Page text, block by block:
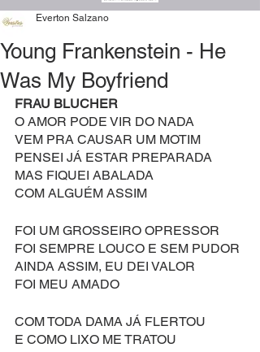
Young Frankenstein - He
Was My Boyfriend
Everton Salzano
FRAU BLUCHER
O AMOR PODE VIR DO NADA
VEM PRA CAUSAR UM MOTIM
PENSEI JÁ ESTAR PREPARADA
MAS FIQUEI ABALADA
COM ALGUÉM ASSIM
FOI UM GROSSEIRO OPRESSOR
FOI SEMPRE LOUCO E SEM PUDOR
AINDA ASSIM, EU DEI VALOR
FOI MEU AMADO
COM TODA DAMA JÁ FLERTOU
E COMO LIXO ME TRATOU